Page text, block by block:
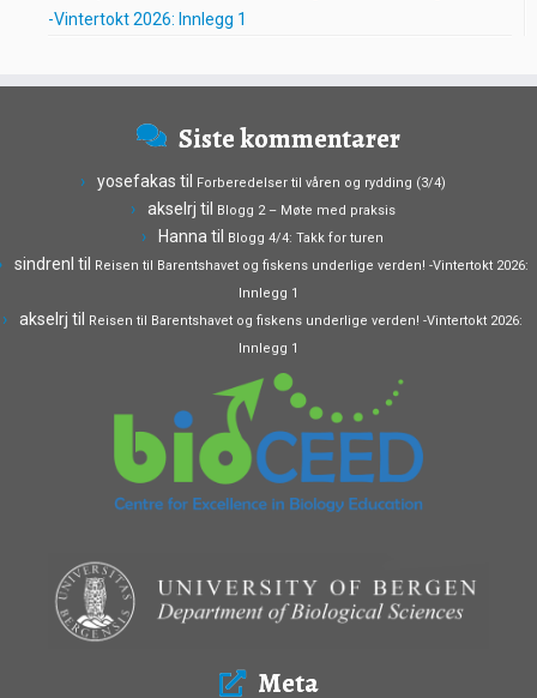
-Vintertokt 2026: Innlegg 1
Siste kommentarer
yosefakas til Forberedelser til våren og rydding (3/4)
akselrj til Blogg 2 – Møte med praksis
Hanna til Blogg 4/4: Takk for turen
sindrenl til Reisen til Barentshavet og fiskens underlige verden! -Vintertokt 2026:
Innlegg 1
akselrj til Reisen til Barentshavet og fiskens underlige verden! -Vintertokt 2026:
Innlegg 1
Meta